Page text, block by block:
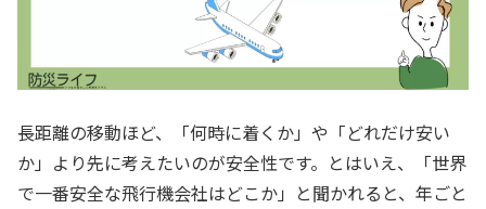
長距離の移動ほど、「何時に着くか」や「どれだけ安い
か」より先に考えたいのが安全性です。とはいえ、「世界
で一番安全な飛行機会社はどこか」と聞かれると、年ごと